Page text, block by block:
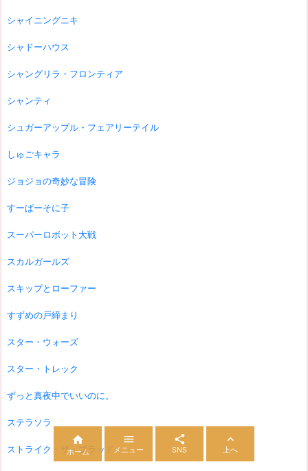
シャイニングニキ
シャドーハウス
シャングリラ・フロンティア
シャンティ
シュガーアップル・フェアリーテイル
しゅごキャラ
ジョジョの奇妙な冒険
すーぱーそに子
スーパーロボット大戦
スカルガールズ
スキップとローファー
すずめの戸締まり
スター・ウォーズ
スター・トレック
ずっと真夜中でいいのに。
ステラソラ
ストライク・ザ・ブラッド

ホーム

メニュー

SNS

上へ